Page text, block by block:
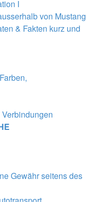
I
von Mustang
& Fakten kurz und
Gewähr seitens des